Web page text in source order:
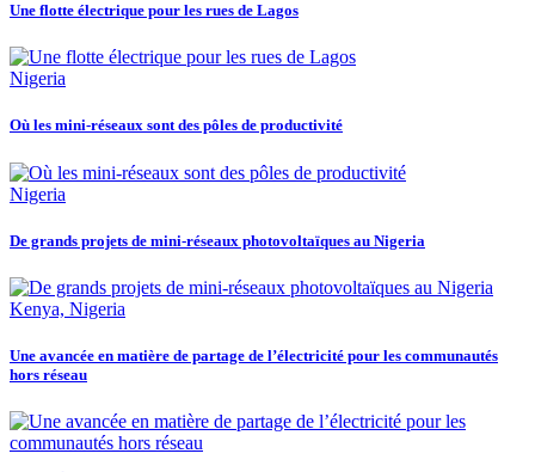
Une flotte électrique pour les rues de Lagos
Nigeria
Où les mini-réseaux sont des pôles de productivité
Nigeria
De grands projets de mini-réseaux photovoltaïques au Nigeria
Kenya, Nigeria
Une avancée en matière de partage de l’électricité pour les communautés
hors réseau